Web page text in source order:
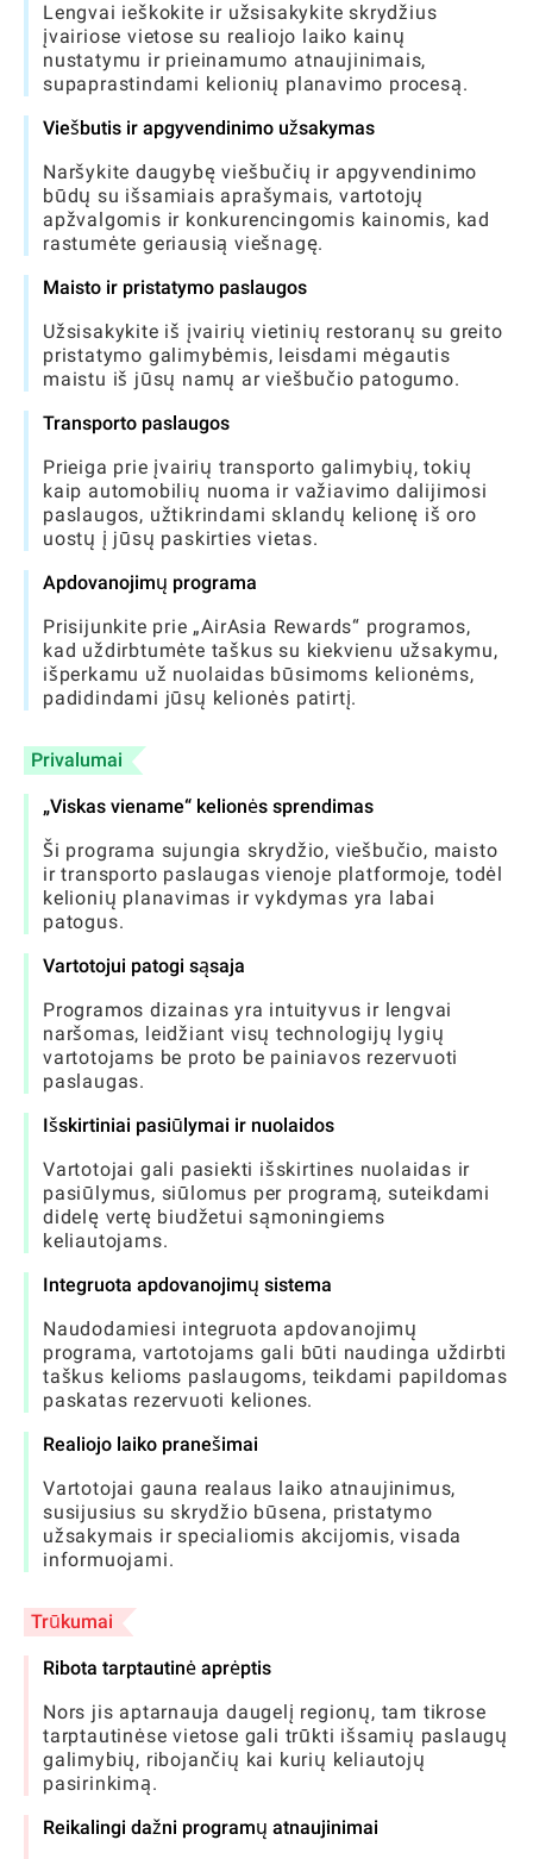
Lengvai ieškokite ir užsisakykite skrydžius
įvairiose vietose su realiojo laiko kainų
nustatymu ir prieinamumo atnaujinimais,
supaprastindami kelionių planavimo procesą.
Viešbutis ir apgyvendinimo užsakymas
Naršykite daugybę viešbučių ir apgyvendinimo
būdų su išsamiais aprašymais, vartotojų
apžvalgomis ir konkurencingomis kainomis, kad
rastumėte geriausią viešnagę.
Maisto ir pristatymo paslaugos
Užsisakykite iš įvairių vietinių restoranų su greito
pristatymo galimybėmis, leisdami mėgautis
maistu iš jūsų namų ar viešbučio patogumo.
Transporto paslaugos
Prieiga prie įvairių transporto galimybių, tokių
kaip automobilių nuoma ir važiavimo dalijimosi
paslaugos, užtikrindami sklandų kelionę iš oro
uostų į jūsų paskirties vietas.
Apdovanojimų programa
Prisijunkite prie „AirAsia Rewards“ programos,
kad uždirbtumėte taškus su kiekvienu užsakymu,
išperkamu už nuolaidas būsimoms kelionėms,
padidindami jūsų kelionės patirtį.
Privalumai
„Viskas viename“ kelionės sprendimas
Ši programa sujungia skrydžio, viešbučio, maisto
ir transporto paslaugas vienoje platformoje, todėl
kelionių planavimas ir vykdymas yra labai
patogus.
Vartotojui patogi sąsaja
Programos dizainas yra intuityvus ir lengvai
naršomas, leidžiant visų technologijų lygių
vartotojams be proto be painiavos rezervuoti
paslaugas.
Išskirtiniai pasiūlymai ir nuolaidos
Vartotojai gali pasiekti išskirtines nuolaidas ir
pasiūlymus, siūlomus per programą, suteikdami
didelę vertę biudžetui sąmoningiems
keliautojams.
Integruota apdovanojimų sistema
Naudodamiesi integruota apdovanojimų
programa, vartotojams gali būti naudinga uždirbti
taškus kelioms paslaugoms, teikdami papildomas
paskatas rezervuoti keliones.
Realiojo laiko pranešimai
Vartotojai gauna realaus laiko atnaujinimus,
susijusius su skrydžio būsena, pristatymo
užsakymais ir specialiomis akcijomis, visada
informuojami.
Trūkumai
Ribota tarptautinė aprėptis
Nors jis aptarnauja daugelį regionų, tam tikrose
tarptautinėse vietose gali trūkti išsamių paslaugų
galimybių, ribojančių kai kurių keliautojų
pasirinkimą.
Reikalingi dažni programų atnaujinimai